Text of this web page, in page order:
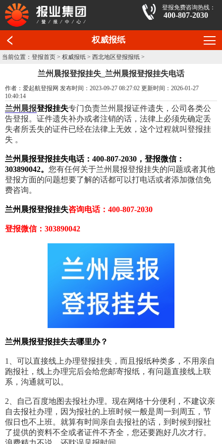
登报免费咨询热线：
400-807-2030
权威报纸
当前位置：登报首页 >权威报纸 >西北地区登报报纸 >
兰州晨报登报挂失_兰州晨报登报挂失电话
作者：爱起航登报网 发布时间：2023-09-27 08:27:02 更新时间：2026-01-27
10:40:14
兰州晨报登报挂失专门负责兰州晨报证件遗失，公司各类公
告登报。证件遗失补办或者注销的话，法律上必须先确定丢
失者所丢失的证件已经在法律上无效，这个过程就叫登报挂
失 。
兰州晨报登报挂失电话：400-807-2030，登报微信：
303890042。 您有任何关于兰州晨报登报挂失的问题或者其他
登报方面的问题想要了解的话都可以打电话或者添加微信免
费咨询。
兰州晨报登报挂失咨询电话：400-807-2030
登报微信：303890042
兰州晨报登报挂失去哪里办？
1、可以直接线上办理登报挂失，而且报纸种类多，不用亲自
跑报社，线上办理完后会给您邮寄报纸，有问题直接线上联
系，沟通就可以。
2、自己百度地图去报社办理。现在网络十分便利，不建议亲
自去报社办理，因为报社的上班时候一般是周一到周五，节
假日也不上班。就算有时间亲自去报社的话，到时候到报社
了提供的资料不全或者证件不齐全，您还要跑好几次才行。